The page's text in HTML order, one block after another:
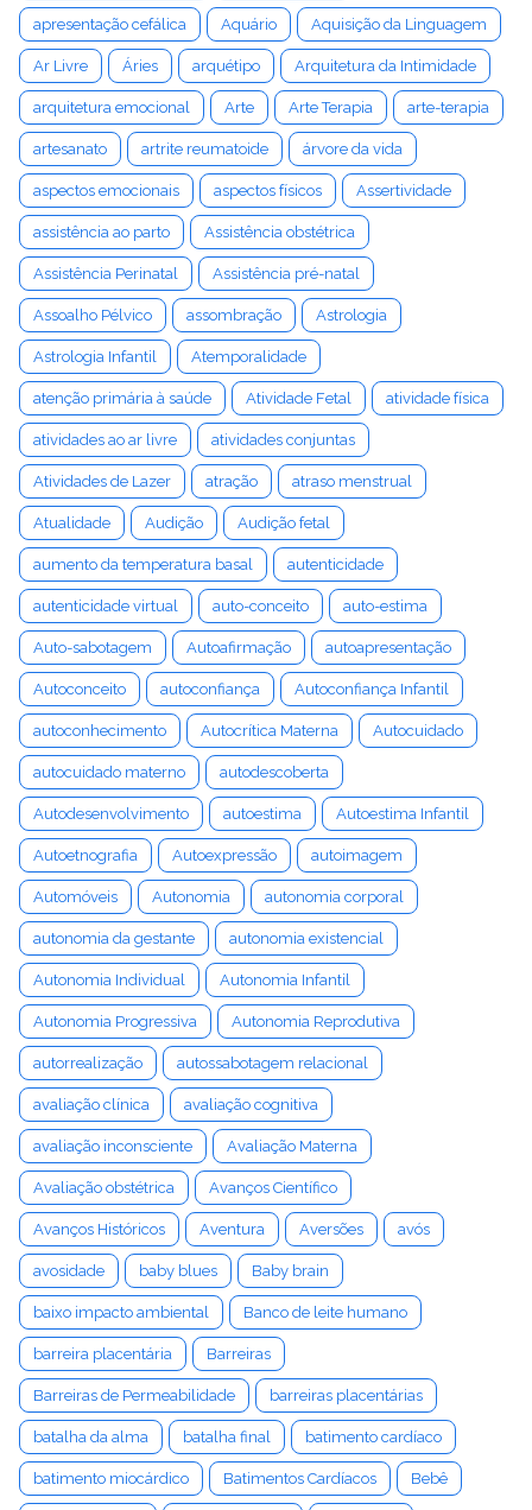
apresentação cefálica Aquário Aquisição da Linguagem
Ar Livre Áries arquétipo Arquitetura da Intimidade
arquitetura emocional Arte Arte Terapia arte-terapia
artesanato artrite reumatoide árvore da vida
aspectos emocionais aspectos físicos Assertividade
assistência ao parto Assistência obstétrica
Assistência Perinatal Assistência pré-natal
Assoalho Pélvico assombração Astrologia
Astrologia Infantil Atemporalidade
atenção primária à saúde Atividade Fetal atividade física
atividades ao ar livre atividades conjuntas
Atividades de Lazer atração atraso menstrual
Atualidade Audição Audição fetal
aumento da temperatura basal autenticidade
autenticidade virtual auto-conceito auto-estima
Auto-sabotagem Autoafirmação autoapresentação
Autoconceito autoconfiança Autoconfiança Infantil
autoconhecimento Autocrítica Materna Autocuidado
autocuidado materno autodescoberta
Autodesenvolvimento autoestima Autoestima Infantil
Autoetnografia Autoexpressão autoimagem
Automóveis Autonomia autonomia corporal
autonomia da gestante autonomia existencial
Autonomia Individual Autonomia Infantil
Autonomia Progressiva Autonomia Reprodutiva
autorrealização autossabotagem relacional
avaliação clínica avaliação cognitiva
avaliação inconsciente Avaliação Materna
Avaliação obstétrica Avanços Científico
Avanços Históricos Aventura Aversões avós
avosidade baby blues Baby brain
baixo impacto ambiental Banco de leite humano
barreira placentária Barreiras
Barreiras de Permeabilidade barreiras placentárias
batalha da alma batalha final batimento cardíaco
batimento miocárdico Batimentos Cardíacos Bebê